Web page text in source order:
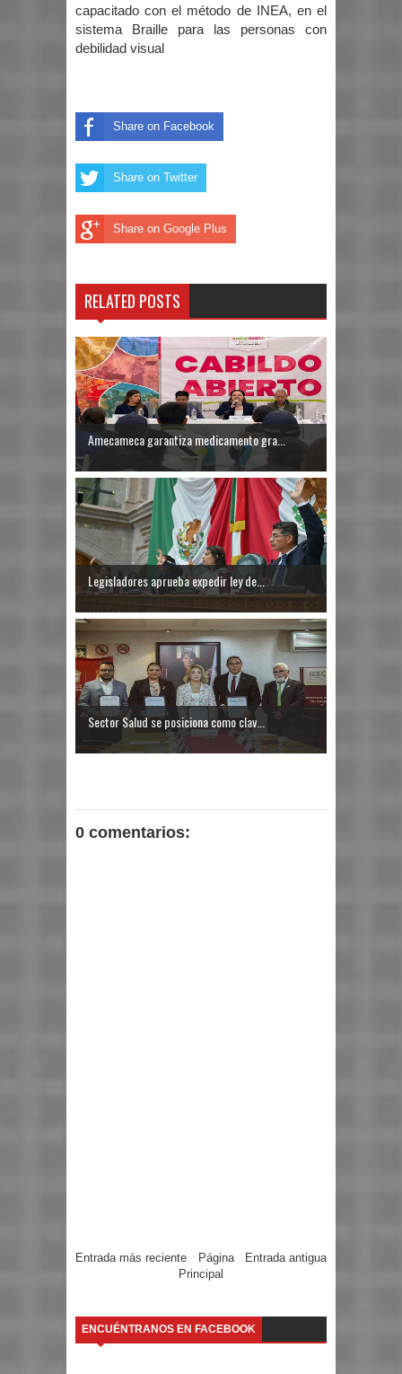
capacitado con el método de INEA, en el
sistema Braille para las personas con
debilidad visual
Share on Facebook
Share on Twitter
Share on Google Plus
RELATED POSTS
Amecameca garantiza medicamento gra...
Legisladores aprueba expedir ley de...
Sector Salud se posiciona como clav...
0 comentarios:
Entrada más reciente Entrada antigua
Página
Principal
ENCUÉNTRANOS EN FACEBOOK